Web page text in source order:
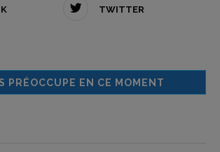
TWITTER
PRÉOCCUPE EN CE MOMENT